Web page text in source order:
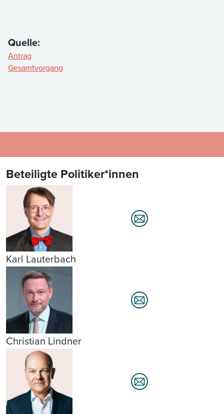
Quelle:
Antrag
Gesamtvorgang
Beteiligte Politiker*innen
Karl Lauterbach
Christian Lindner